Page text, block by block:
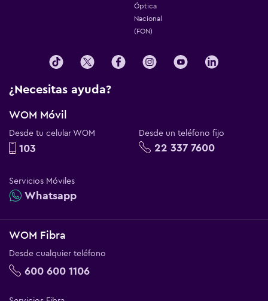
Óptica
Nacional
(FON)
¿Necesitas ayuda?
WOM Móvil
Desde tu celular WOM
103
Desde un teléfono fijo
22 337 7600
Servicios Móviles
Whatsapp
WOM Fibra
Desde cualquier teléfono
600 600 1106